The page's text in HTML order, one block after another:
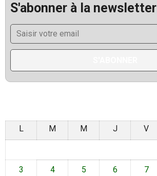
S'abonner à la newsletter
L M M J V
3 4 5 6 7